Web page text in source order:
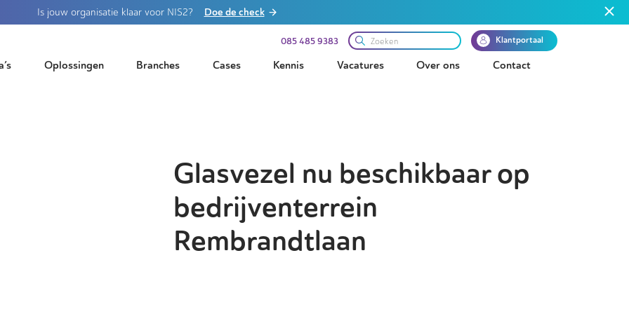
Is jouw organisatie klaar voor NIS2? Doe de check
085 485 9383 Klantportaal
Oplossingen Branches Cases Kennis Vacatures Over ons Contact
Glasvezel nu beschikbaar op
bedrijventerrein
Rembrandtlaan